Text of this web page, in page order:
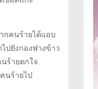
กคนร้ายได้แอบ
ปยังกองฟางข้าว
ร้ายตกใจ
นร้ายไป